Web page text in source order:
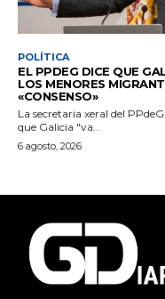
POLÍTICA
EL PPDEG DICE QUE
LOS MENORES
«CONSENSO»
La secretaria xeral del
que Galicia "va...
6 agosto, 2026